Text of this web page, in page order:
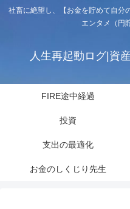
社畜に絶望し、【お金を貯めて自分
エンタメ（円
人生再起動ログ|資
FIRE途中経過
投資
支出の最適化
お金のしくじり先生